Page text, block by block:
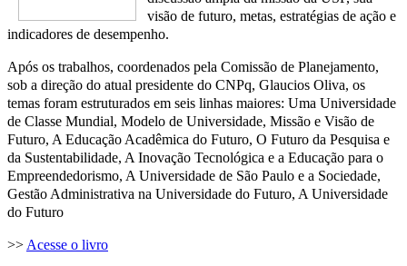
visão de futuro, metas, estratégias de ação e
indicadores de desempenho.
Após os trabalhos, coordenados pela Comissão de Planejamento,
sob a direção do atual presidente do CNPq, Glaucios Oliva, os
temas foram estruturados em seis linhas maiores: Uma Universidade
de Classe Mundial, Modelo de Universidade, Missão e Visão de
Futuro, A Educação Acadêmica do Futuro, O Futuro da Pesquisa e
da Sustentabilidade, A Inovação Tecnológica e a Educação para o
Empreendedorismo, A Universidade de São Paulo e a Sociedade,
Gestão Administrativa na Universidade do Futuro, A Universidade
do Futuro
>> Acesse o livro